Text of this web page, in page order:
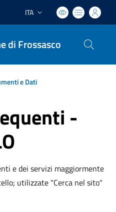
Lingua attiva:
ITA
di Frossasco
e Dati
-
e dei servizi maggiormente
utilizzate "Cerca nel sito"